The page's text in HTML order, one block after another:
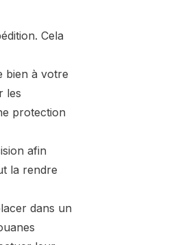
Cela
bien à votre
les
protection
afin
la rendre
dans un